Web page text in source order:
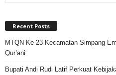
Recent Posts
MTQN Ke-23 Kecamatan Simpang
Qur’ani
Bupati Andi Rudi Latif Perkuat